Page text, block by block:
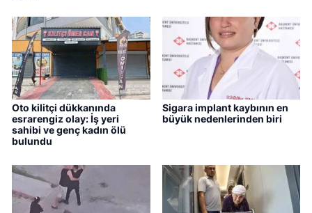
Oto kilitçi dükkanında
esrarengiz olay: İş yeri
sahibi ve genç kadın ölü
bulundu
Sigara implant kaybının en
büyük nedenlerinden biri